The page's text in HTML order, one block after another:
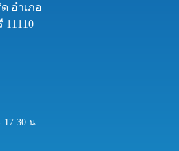
อำเภอ
17.30 น.